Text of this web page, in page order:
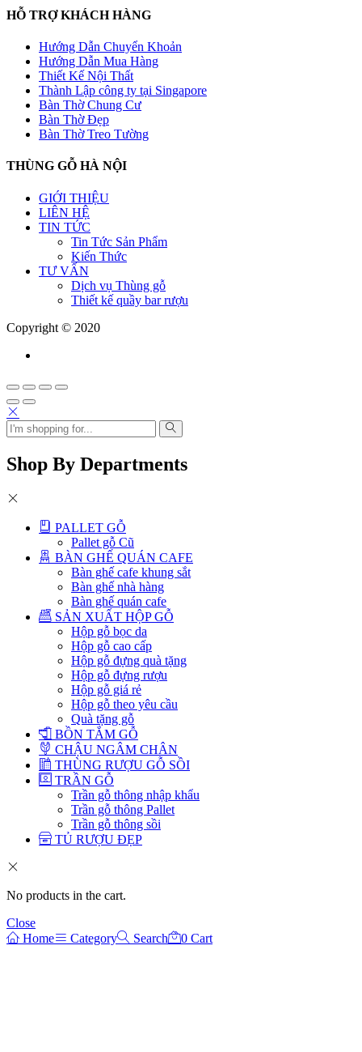
HỖ TRỢ KHÁCH HÀNG
Hướng Dẫn Chuyển Khoản
Hướng Dẫn Mua Hàng
Thiết Kế Nội Thất
Thành Lập công ty tại Singapore
Bàn Thờ Chung Cư
Bàn Thờ Đẹp
Bàn Thờ Treo Tường
THÙNG GỖ HÀ NỘI
GIỚI THIỆU
LIÊN HỆ
TIN TỨC
Tin Tức Sản Phẩm
Kiến Thức
TƯ VẤN
Dịch vụ Thùng gỗ
Thiết kế quầy bar rượu
Copyright © 2020
Shop By Departments
PALLET GỖ
Pallet gỗ Cũ
BÀN GHẾ QUÁN CAFE
Bàn ghế cafe khung sắt
Bàn ghế nhà hàng
Bàn ghế quán cafe
SẢN XUẤT HỘP GỖ
Hộp gỗ bọc da
Hộp gỗ cao cấp
Hộp gỗ đựng quà tặng
Hộp gỗ đựng rượu
Hộp gỗ giá rẻ
Hộp gỗ theo yêu cầu
Quà tặng gỗ
BỒN TẮM GỖ
CHẬU NGÂM CHÂN
THÙNG RƯỢU GỖ SỒI
TRẦN GỖ
Trần gỗ thông nhập khẩu
Trần gỗ thông Pallet
Trần gỗ thông sồi
TỦ RƯỢU ĐẸP
No products in the cart.
Close
Home
Category Search 0 Cart